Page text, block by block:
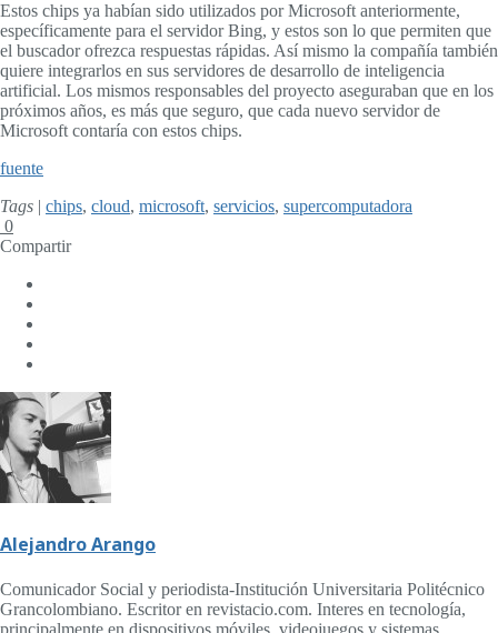
Estos chips ya habían sido utilizados por Microsoft anteriormente,
específicamente para el servidor Bing, y estos son lo que permiten que
el buscador ofrezca respuestas rápidas. Así mismo la compañía también
quiere integrarlos en sus servidores de desarrollo de inteligencia
artificial. Los mismos responsables del proyecto aseguraban que en los
próximos años, es más que seguro, que cada nuevo servidor de
Microsoft contaría con estos chips.
fuente
Tags | chips, cloud, microsoft, servicios, supercomputadora
0
Compartir
Alejandro Arango
Comunicador Social y periodista-Institución Universitaria Politécnico
Grancolombiano. Escritor en revistacio.com. Interes en tecnología,
principalmente en dispositivos móviles, videojuegos y sistemas